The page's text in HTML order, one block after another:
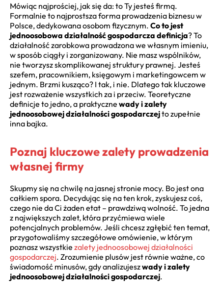
Mówiąc najprościej, jak się da: to Ty jesteś firmą.
Formalnie to najprostsza forma prowadzenia biznesu w
Polsce, dedykowana osobom fizycznym. Co to jest
jednoosobowa działalność gospodarcza definicja? To
działalność zarobkowa prowadzona we własnym imieniu,
w sposób ciągły i zorganizowany. Nie masz wspólników,
nie tworzysz skomplikowanej struktury prawnej. Jesteś
szefem, pracownikiem, księgowym i marketingowcem w
jednym. Brzmi kusząco? I tak, i nie. Dlatego tak kluczowe
jest rozważenie wszystkich za i przeciw. Teoretyczne
definicje to jedno, a praktyczne wady i zalety
jednoosobowej działalności gospodarczejto zupełnie
inna bajka.
Poznaj kluczowe zalety prowadzenia
własnej firmy
Skupmy się na chwilę na jasnej stronie mocy. Bo jest ona
całkiem spora. Decydując się na ten krok, zyskujesz coś,
czego nie da Ci żaden etat – prawdziwą wolność. To jedna
z największych zalet, która przyćmiewa wiele
potencjalnych problemów. Jeśli chcesz zgłębić ten temat,
przygotowaliśmy szczegółowe omówienie, w którym
poznasz wszystkie zalety jednoosobowej działalności
gospodarczej. Zrozumienie plusów jest równie ważne, co
świadomość minusów, gdy analizujeszwady i zalety
jednoosobowej działalności gospodarczej.